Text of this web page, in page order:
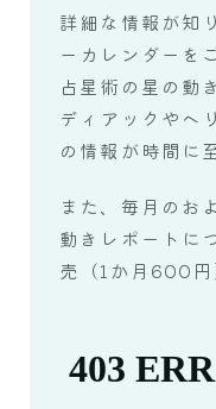
詳細な情報が知
ーカレンダーを
占星術の星の動
ディアックやヘ
の情報が時間に
また、毎月の
動きレポートに
売（1か月600円